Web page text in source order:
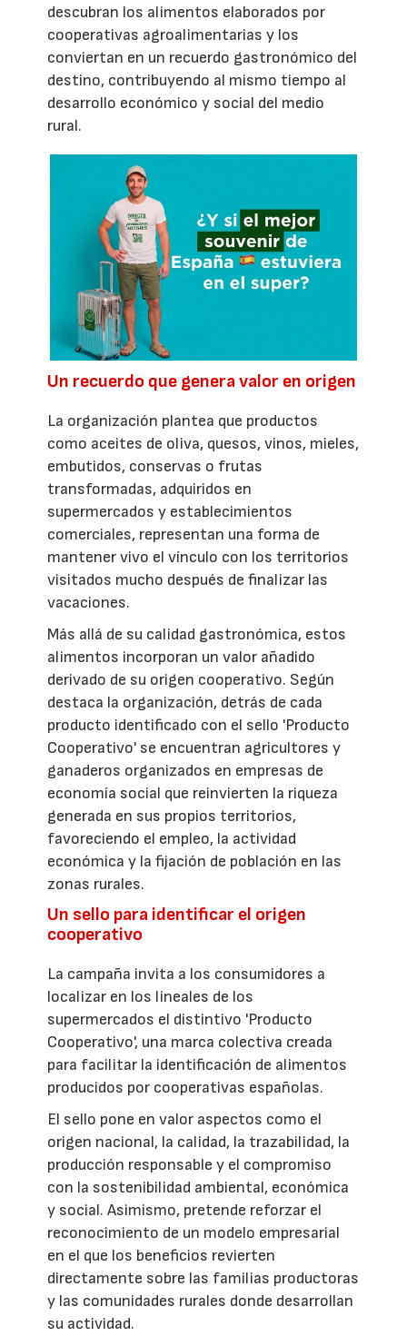
descubran los alimentos elaborados por
cooperativas agroalimentarias y los
conviertan en un recuerdo gastronómico del
destino, contribuyendo al mismo tiempo al
desarrollo económico y social del medio
rural.
Un recuerdo que genera valor en origen
La organización plantea que productos
como aceites de oliva, quesos, vinos, mieles,
embutidos, conservas o frutas
transformadas, adquiridos en
supermercados y establecimientos
comerciales, representan una forma de
mantener vivo el vínculo con los territorios
visitados mucho después de finalizar las
vacaciones.
Más allá de su calidad gastronómica, estos
alimentos incorporan un valor añadido
derivado de su origen cooperativo. Según
destaca la organización, detrás de cada
producto identificado con el sello 'Producto
Cooperativo' se encuentran agricultores y
ganaderos organizados en empresas de
economía social que reinvierten la riqueza
generada en sus propios territorios,
favoreciendo el empleo, la actividad
económica y la fijación de población en las
zonas rurales.
Un sello para identificar el origen
cooperativo
La campaña invita a los consumidores a
localizar en los lineales de los
supermercados el distintivo 'Producto
Cooperativo', una marca colectiva creada
para facilitar la identificación de alimentos
producidos por cooperativas españolas.
El sello pone en valor aspectos como el
origen nacional, la calidad, la trazabilidad, la
producción responsable y el compromiso
con la sostenibilidad ambiental, económica
y social. Asimismo, pretende reforzar el
reconocimiento de un modelo empresarial
en el que los beneficios revierten
directamente sobre las familias productoras
y las comunidades rurales donde desarrollan
su actividad.